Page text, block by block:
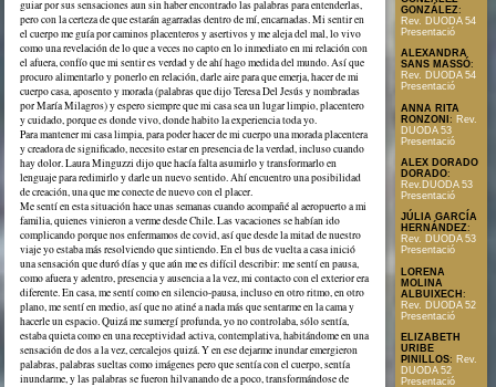
guiar por sus sensaciones aun sin haber encontrado las palabras para entenderlas,
pero con la certeza de que estarán agarradas dentro de mí, encarnadas. Mi sentir en
el cuerpo me guía por caminos placenteros y asertivos y me aleja del mal, lo vivo
como una revelación de lo que a veces no capto en lo inmediato en mi relación con
el afuera, confío que mi sentir es verdad y de ahí hago medida del mundo. Así que
procuro alimentarlo y ponerlo en relación, darle aire para que emerja, hacer de mi
cuerpo casa, aposento y morada (palabras que dijo Teresa Del Jesús y nombradas
por María Milagros) y espero siempre que mi casa sea un lugar limpio, placentero
y cuidado, porque es donde vivo, donde habito la experiencia toda yo.
Para mantener mi casa limpia, para poder hacer de mi cuerpo una morada placentera
y creadora de significado, necesito estar en presencia de la verdad, incluso cuando
hay dolor. Laura Minguzzi dijo que hacía falta asumirlo y transformarlo en
lenguaje para redimirlo y darle un nuevo sentido. Ahí encuentro una posibilidad
de creación, una que me conecte de nuevo con el placer.
Me sentí en esta situación hace unas semanas cuando acompañé al aeropuerto a mi
familia, quienes vinieron a verme desde Chile. Las vacaciones se habían ido
complicando porque nos enfermamos de covid, así que desde la mitad de nuestro
viaje yo estaba más resolviendo que sintiendo. En el bus de vuelta a casa inició
una sensación que duró días y que aún me es difícil describir: me sentí en pausa,
como afuera y adentro, presencia y ausencia a la vez, mi contacto con el exterior era
diferente. En casa, me sentí como en silencio-pausa, incluso en otro ritmo, en otro
plano, me sentí en medio, así que no atiné a nada más que sentarme en la cama y
hacerle un espacio. Quizá me sumergí profunda, yo no controlaba, sólo sentía,
estaba quieta como en una receptividad activa, contemplativa, habitándome en una
sensación de dos a la vez, cercalejos quizá. Y en ese dejarme inundar emergieron
palabras, palabras sueltas como imágenes pero que sentía con el cuerpo, sentía
inundarme, y las palabras se fueron hilvanando de a poco, transformándose de
GONZÁLEZ:
Rev. DUODA 54
Presentació
ALEXANDRA
SANS MASSÓ:
Rev. DUODA 54
Presentació
ANNA RITA
RONZONI : Rev.
DUODA 53
Presentació
ALEX DORADO
DORADO:
Rev.DUODA 53
Presentació
JÚLIA GARCÍA
HERNÁNDEZ:
Rev. DUODA 53
Presentació
LORENA
MOLINA
ALBUIXECH :
Rev. DUODA 52
Presentació
ELIZABETH
URIBE
PINILLOS: Rev.
DUODA 52
Presentació